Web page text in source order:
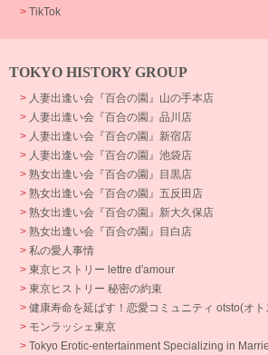
> TikTok
TOKYO HISTORY GROUP
> 人妻出逢い会『百合の園』山の手本店
> 人妻出逢い会『百合の園』品川店
> 人妻出逢い会『百合の園』新宿店
> 人妻出逢い会『百合の園』池袋店
> 熟女出逢い会『百合の園』目黒店
> 熟女出逢い会『百合の園』五反田店
> 熟女出逢い会『百合の園』新大久保店
> 熟女出逢い会『百合の園』目白店
> 私の愛人事情
> 東京ヒストリー lettre d'amour
> 東京ヒストリー 秘密の約束
> 健康寿命を延ばす！恋愛コミュニティ otsto(オト
> モンラッシェ東京
> Tokyo Erotic-entertainment Specializing in